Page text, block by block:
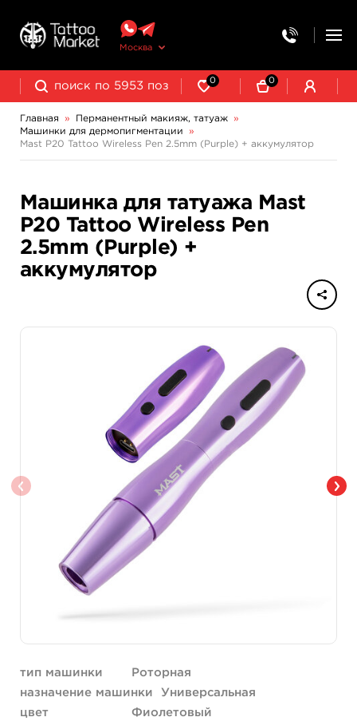
Москва
0 0
Главная » Перманентный макияж, татуаж
»
Машинки для дермопигментации
»
Mast P20 Tattoo Wireless Pen 2.5mm (Purple) + аккумулятор
Машинка для татуажа Mast
P20 Tattoo Wireless Pen
2.5mm (Purple) +
аккумулятор
тип машинки
Роторная
назначение машинки
Универсальная
цвет
Фиолетовый